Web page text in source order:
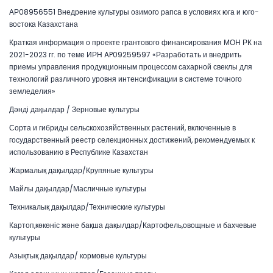
АР08956551 Внедрение культуры озимого рапса в условиях юга и юго-
востока Казахстана
Краткая информация о проекте грантового финансирования МОН РК на
2021-2023 гг. по теме ИРН AP09259597 «Разработать и внедрить
приемы управления продукционным процессом сахарной свеклы для
технологий различного уровня интенсификации в системе точного
земледелия»
Дәнді дақылдар / Зерновые культуры
Сорта и гибриды сельскохозяйственных растений, включенные в
государственный реестр селекционных достижений, рекомендуемых к
использованию в Республике Казахстан
Жармалық дақылдар/Крупяные культуры
Майлы дақылдар/Масличные культуры
Техникалық дақылдар/Технические культуры
Картоп,көкөніс және бақша дақылдар/Картофель,овощные и бахчевые
культуры
Азықтық дақылдар/ кормовые культуры